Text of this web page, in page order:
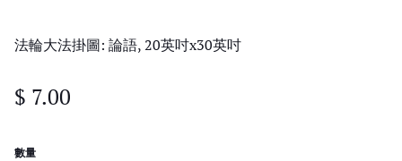
法輪大法掛圖: 論語, 20英吋x30英吋
$ 7.00
數量